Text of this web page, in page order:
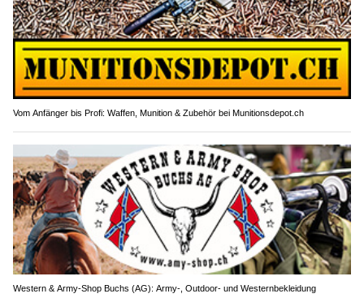
Vom Anfänger bis Profi: Waffen, Munition & Zubehör bei Munitionsdepot.ch
Western & Army-Shop Buchs (AG): Army-, Outdoor- und Westernbekleidung